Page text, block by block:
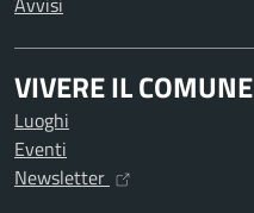
VIVERE IL COMUNE
Luoghi
Eventi
Newsletter